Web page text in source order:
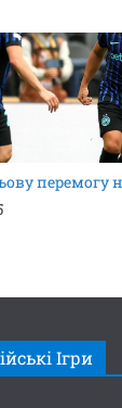
перемогу
Ігри